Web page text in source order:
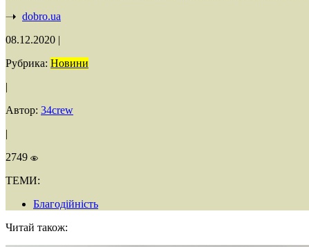
dobro.ua
08.12.2020 |
Рубрика: Новини
|
Автор: 34crew
|
2749
ТЕМИ:
Благодійність
Читай також: